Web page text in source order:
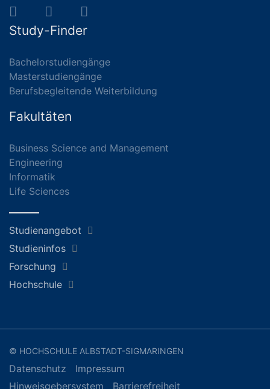
Study-Finder
Bachelorstudiengänge
Masterstudiengänge
Berufsbegleitende Weiterbildung
Fakultäten
Business Science and Management
Engineering
Informatik
Life Sciences
Studienangebot
Studieninfos
Forschung
Hochschule
© HOCHSCHULE ALBSTADT-SIGMARINGEN
Datenschutz
Impressum
Hinweisgebersystem
Barrierefreiheit